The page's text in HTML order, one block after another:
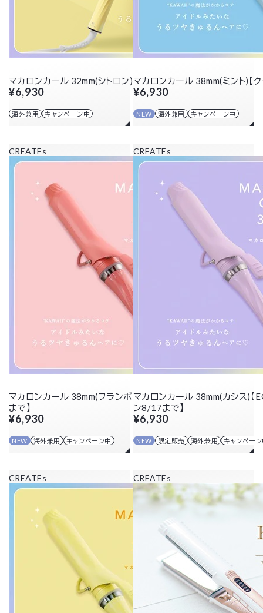
マカロンカール 32mm(シトロン)【クーポン8/17まで】
¥6,930
海外兼用 キャンペーン中
マカロンカール 38mm(ミント)【
¥6,930
NEW 海外兼用 キャンペーン中
CREATEs
マカロンカール 38mm(フランボワーズ)【クーポン8/17
まで】
¥6,930
NEW 海外兼用 キャンペーン中
CREATEs
マカロンカール 38mm(カシス)【
ン8/17まで】
¥6,930
NEW 限定販売 海外兼用 キャンペー
CREATEs CREATEs